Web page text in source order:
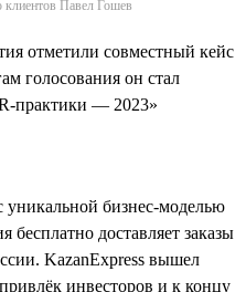
Павел Гошев
отметили совместный кейс
голосования он стал
практики — 2023»
бизнес-моделью
доставляет заказы
KazanExpress вышел
инвесторов и к концу